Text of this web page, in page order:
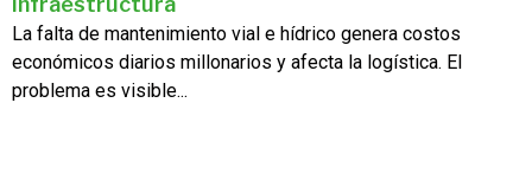
La falta de mantenimiento vial e hídrico genera costos
económicos diarios millonarios y afecta la logística. El
problema es visible...